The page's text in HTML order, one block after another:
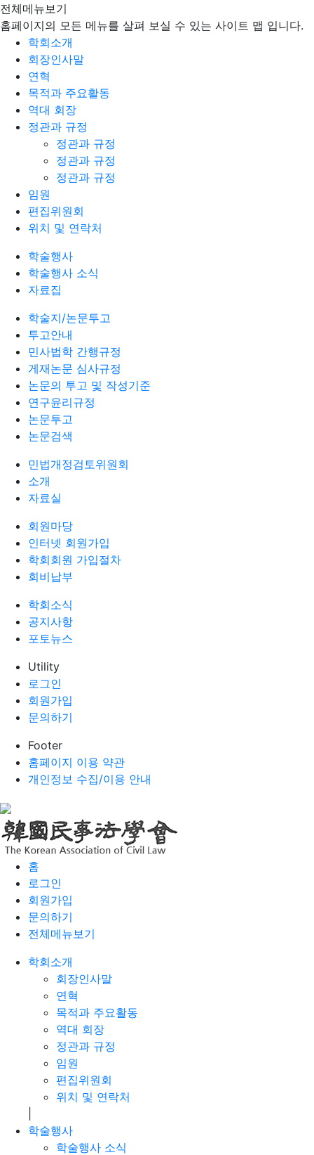
전체메뉴보기
홈페이지의 모든 메뉴를 살펴 보실 수 있는 사이트 맵 입니다.
학회소개
회장인사말
연혁
목적과 주요활동
역대 회장
정관과 규정
정관과 규정
정관과 규정
정관과 규정
임원
편집위원회
위치 및 연락처
학술행사
학술행사 소식
자료집
학술지/논문투고
투고안내
민사법학 간행규정
게재논문 심사규정
논문의 투고 및 작성기준
연구윤리규정
논문투고
논문검색
민법개정검토위원회
소개
자료실
회원마당
인터넷 회원가입
학회회원 가입절차
회비납부
학회소식
공지사항
포토뉴스
Utility
로그인
회원가입
문의하기
Footer
홈페이지 이용 약관
개인정보 수집/이용 안내
홈
로그인
회원가입
문의하기
전체메뉴보기
학회소개
회장인사말
연혁
목적과 주요활동
역대 회장
정관과 규정
임원
편집위원회
위치 및 연락처
학술행사
학술행사 소식